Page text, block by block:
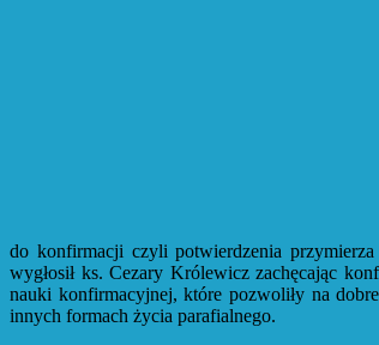
do konfirmacji czyli potwierdzenia
wygłosił ks. Cezary Królewicz zachęcając
nauki konfirmacyjnej, które pozwoliły na
innych formach życia parafialnego.